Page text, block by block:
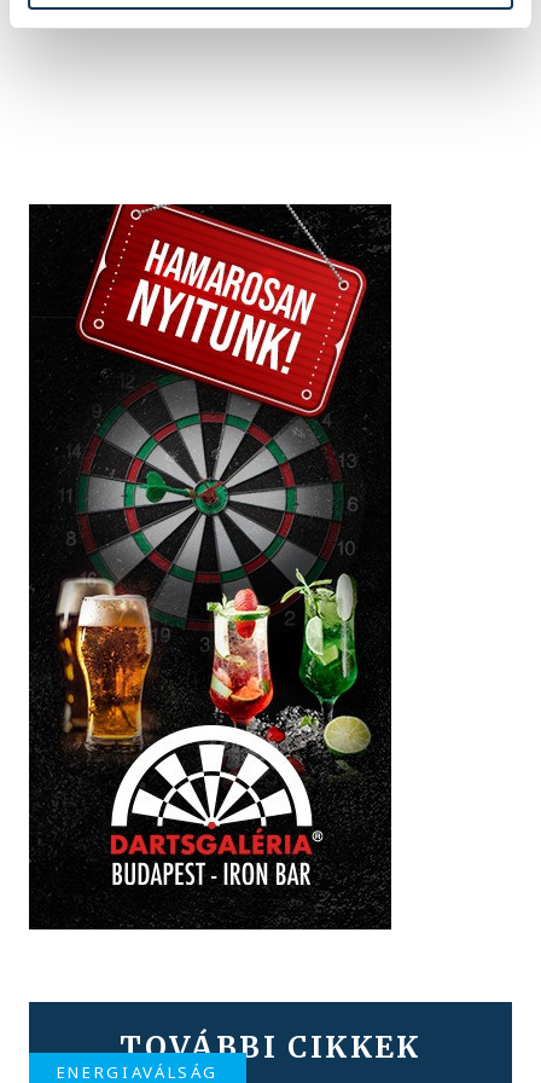
TOVÁBBI CIKKEK
ENERGIAVÁLSÁG